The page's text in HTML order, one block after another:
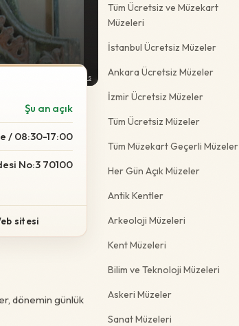
Wikimedia Commons
Şu an açık
/ 08:30-17:00
No:3 70100
sitesi
dönemin günlük
Tüm Ücretsiz ve Müzekart
Müzeleri
İstanbul Ücretsiz Müzeler
Ankara Ücretsiz Müzeler
İzmir Ücretsiz Müzeler
Tüm Ücretsiz Müzeler
Tüm Müzekart Geçerli Müzeler
Her Gün Açık Müzeler
Antik Kentler
Arkeoloji Müzeleri
Kent Müzeleri
Bilim ve Teknoloji Müzeleri
Askeri Müzeler
Sanat Müzeleri